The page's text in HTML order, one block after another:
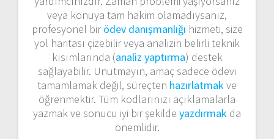
veya konuya tam hakim olamadıysanız,
profesyonel birödev danışmanlığı hizmeti, size
yol haritası çizebilir veya analizin belirli teknik
kısımlarında (analiz yaptırma) destek
sağlayabilir. Unutmayın, amaç sadece ödevi
tamamlamak değil, süreçten hazırlatmakve
öğrenmektir. Tüm kodlarınızı açıklamalarla
yazmak ve sonucu iyi bir şekilde yazdırmak da
önemlidir.